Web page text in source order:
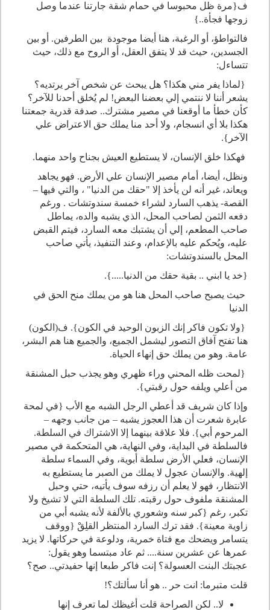
ف{مرة ظل محبوسا في حمام شقة جارتنا عندما وصل
زوجها فجأة..}
فالتواطؤ، أو الرغبة، هنا أيضا موجودة بين الطرفين. أو بين
الجسدين، حيث قد لا يتفق العقل، أو الروح مع ذلك، حيث
تتساءل:
{لماذا يفر مني هكذا؟ هل يبحث عن شخص آخر يرتديه؟
يشعر أننا لا ننتمي إلي بعضنا البعض! لم يُخلق أحدنا للآخر؟
كأن خطأ ما أوقعنا في مصير مشترك.. صدفة قدرية جمعتنا
هكذا بلا أي انسجام، ولا أحد منا يملك حق الاعتراض علي
الآخر}.
فهكذا خلق الإنسان، لا يستطيع العيش بجناح واحد منهما.
ونظل، أيضا، أمام مصير الإنسان علي الأرض. فهو يجاهد
ويعاند، غير أنه لن يأخذ إلا "حقك من الدنيا" ، والتي فيها –
القصة- يذهب السارد لشراء خمسة سندوتشات . ورغم
دفعه الثمن لصاحب المحل، الذي يشبه والده، يماطل
صاحب المطعم، إلي أن يشتبك معه السارد، فيتم القبض
عليه، ويُحكم عليه بالإعدام، وعند التنفيذ، يأتي صاحب
المحل بالسندوتشات:
{خد يا ابني .. بقية حقك من الدنيا.....}.
حيث يصبح صاحب المحل هنا هو من يملك منح الحق في
الدنيا
{ولا تكون فاكر إنك الزبون الوحيد في الكون}. ف(الكون)
هنا تفتح آفاق التصور ليشمل الجميع، والجميع هنا هم البشر،
عامة. وهو من يملك حق إنهاء الحياة.
{لمحت ظله المحني وراء ظهري وهو يجذب حبل المشنقة
من أعلي ويلفه حول رقبتي}.
وإذا كان شريف قد أعطي الرجل الشبه مع الأب {في لمحة
عابرة شعرت أن هذا العجوز يشبه – من جانب وجهه –
المرحوم أبي}. فلا علاقة بينهما إلا الاشتراك في السلطة.
فالسلطة في البداية، وفي النهاية، هي المتحكمة في مصير
الإنسان، فعلي الأرض سلطة أبوية، وفي السماء سلطة
إلهية. والإنسان عجول لا يملك من الصبر ما يستطيع به
الانتظار، فهو لا يعلم أن رزفه سوف يأتيه، حتي وحبل
المشنقة ملفوف حول رقبته. تلك السلطة التي لا تشيخ ولا
تكبر، رغم {كبر سنه وشعوري بالألفة لأنه يشبه أبي من
زاوية معينة}. فقد ترك السارد المنتظر القلِقْ {ووقف
يتسامر ويضحك مع فتاة خمرية، ودلوعة في حركاتها. لا يزيد
عمرها عن عشرين سنة.... ثم عاد مبتسما وهو يقول:
عجبتك البنت العسولة؟ إنت فاكر طبعا إنها حفيدتي.. صح؟
قلت متبرما: انت حر .. هو أنا سألتك؟!
لا.. لكن الصراحة قلت أغيظك لما تعرف إنها